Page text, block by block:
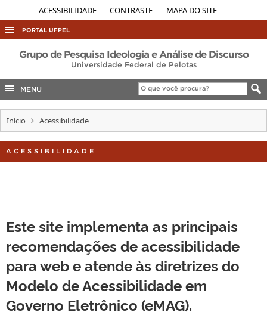
ACESSIBILIDADE CONTRASTE MAPA DO SITE
PORTAL UFPEL
ACESSO À INFORMAÇÃO
COBALTO
CONCURSOS
EDITAIS
INTERNACIONAL
Grupo de Pesquisa Ideologia e Análise de Discurso
Universidade Federal de Pelotas
MENU
Início Acessibilidade
ACESSIBILIDADE
Este site implementa as principais
recomendações de acessibilidade
para web e atende às diretrizes do
Modelo de Acessibilidade em
Governo Eletrônico (eMAG).